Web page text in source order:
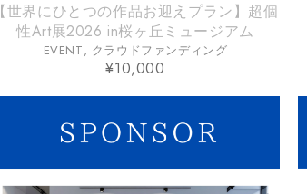
【世界にひとつの作品お迎えプラン】超個
性Art展2026 in桜ヶ丘ミュージアム
EVENT, クラウドファンディング
¥10,000